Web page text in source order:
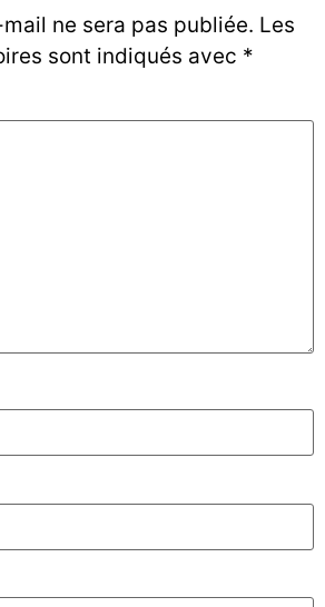
ne sera pas publiée. Les
sont indiqués avec *